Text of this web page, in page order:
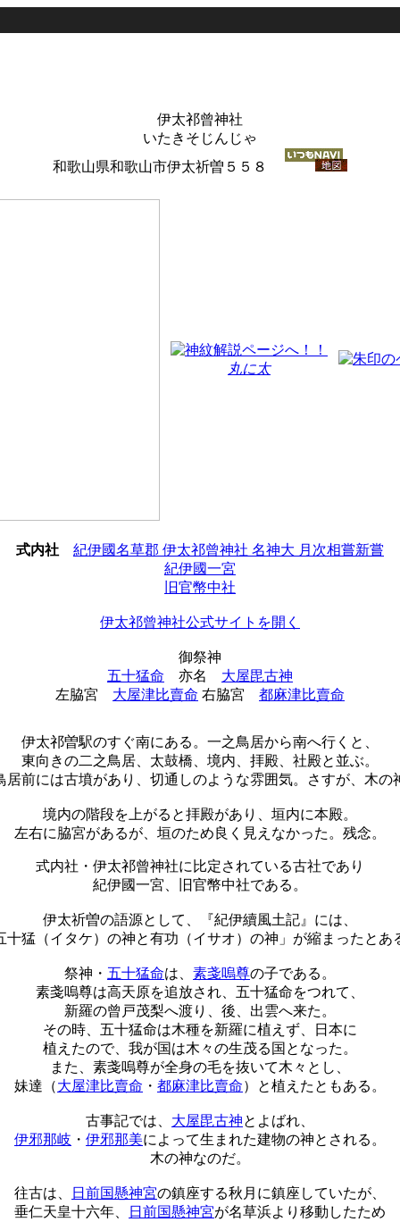
伊太祁曾神社
いたきそじんじゃ
和歌山県和歌山市伊太祈曽５５８
丸に太
式内社
紀伊國名草郡 伊太祁曾神社 名神大 月次相嘗新嘗
紀伊國一宮
旧官幣中社
伊太祁曾神社公式サイトを開く
御祭神
五十猛命 亦名 大屋毘古神
左脇宮 大屋津比賣命 右脇宮 都麻津比賣命
伊太祁曽駅のすぐ南にある。一之鳥居から南へ行くと、
東向きの二之鳥居、太鼓橋、境内、拝殿、社殿と並ぶ。
居前には古墳があり、切通しのような雰囲気。さすが、木の
境内の階段を上がると拝殿があり、垣内に本殿。
左右に脇宮があるが、垣のため良く見えなかった。残念。
式内社・伊太祁曾神社に比定されている古社であり
紀伊國一宮、旧官幣中社である。
伊太祈曽の語源として、『紀伊續風土記』には、
十猛（イタケ）の神と有功（イサオ）の神」が縮まったとあ
祭神・ 五十猛命は、 素戔嗚尊の子である。
素戔嗚尊は高天原を追放され、五十猛命をつれて、
新羅の曾戸茂梨へ渡り、後、出雲へ来た。
その時、五十猛命は木種を新羅に植えず、日本に
植えたので、我が国は木々の生茂る国となった。
また、素戔嗚尊が全身の毛を抜いて木々とし、
妹達（大屋津比賣命 ・ 都麻津比賣命）と植えたともある。
古事記では、 大屋毘古神とよばれ、
伊邪那岐 ・ 伊邪那美によって生まれた建物の神とされる。
木の神なのだ。
往古は、 日前国懸神宮の鎮座する秋月に鎮座していたが、
垂仁天皇十六年、
日前国懸神宮が名草浜より移動したため